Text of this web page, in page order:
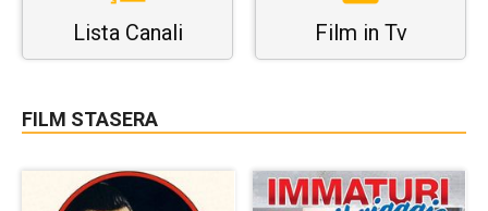
Lista Canali Film in Tv
FILM STASERA